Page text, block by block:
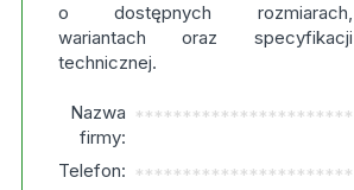
o dostępnych rozmiarach,
wariantach oraz specyfikacji
technicznej.
Nazwa
firmy:
***********************
Telefon: ***********************